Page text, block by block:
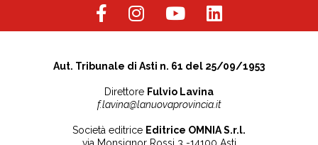
Aut. Tribunale di Asti n. 61 del 25/09/1953
Direttore Fulvio Lavina
f.lavina@lanuovaprovincia.it
Società editrice Editrice OMNIA S.r.l.